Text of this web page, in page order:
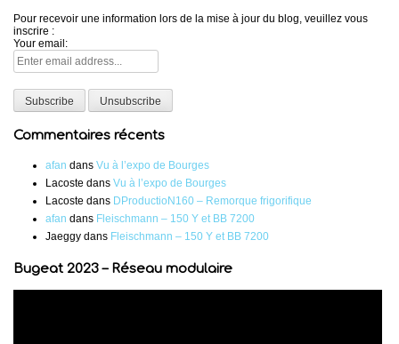
Pour recevoir une information lors de la mise à jour du blog, veuillez vous
inscrire :
Your email:
Commentaires récents
afan dans Vu à l’expo de Bourges
Lacoste dans Vu à l’expo de Bourges
Lacoste dans DProductioN160 – Remorque frigorifique
afan dans Fleischmann – 150 Y et BB 7200
Jaeggy dans Fleischmann – 150 Y et BB 7200
Bugeat 2023 – Réseau modulaire